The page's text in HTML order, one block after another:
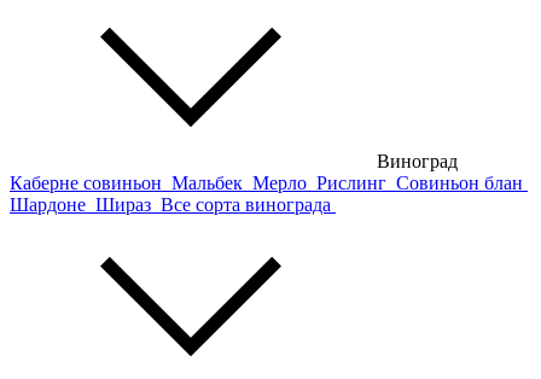
Виноград
Каберне совиньон Мальбек Мерло Рислинг Совиньон блан
Шардоне Шираз Все сорта винограда